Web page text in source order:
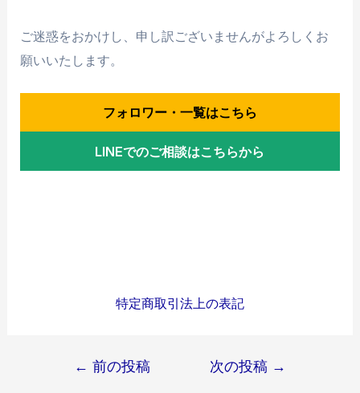
ご迷惑をおかけし、申し訳ございませんがよろしくお
願いいたします。
フォロワー・一覧はこちら
LINEでのご相談はこちらから
特定商取引法上の表記
← 前の投稿 次の投稿 →